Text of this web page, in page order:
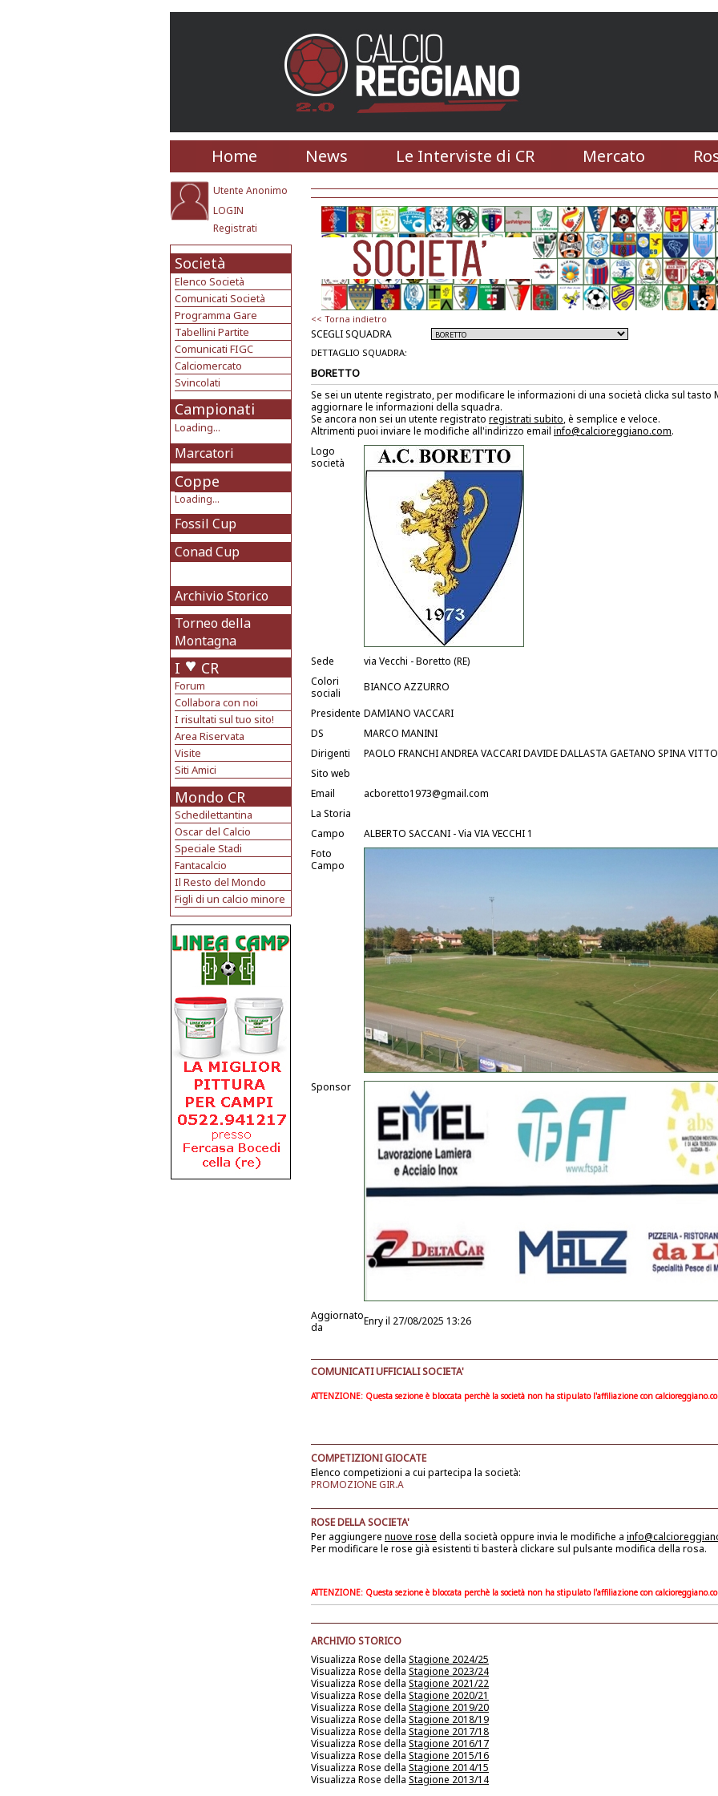
Home News Le Interviste di CR Mercato
Utente Anonimo
LOGIN
Registrati
Società
Elenco Società
Comunicati Società
Programma Gare
Tabellini Partite
Comunicati FIGC
Calciomercato
Svincolati
Campionati
Loading...
Marcatori
Coppe
Loading...
Fossil Cup
Conad Cup
Archivio Storico
Torneo della
Montagna
I CR
Forum
Collabora con noi
I risultati sul tuo sito!
Area Riservata
Visite
Siti Amici
Mondo CR
Schedilettantina
Oscar del Calcio
Speciale Stadi
Fantacalcio
Il Resto del Mondo
Figli di un calcio minore
<< Torna indietro
SCEGLI SQUADRA
DETTAGLIO SQUADRA:
BORETTO
Se sei un utente registrato, per modificare le informazioni di una società clicka sul tasto
aggiornare le informazioni della squadra.
Se ancora non sei un utente registrato registrati subito, è semplice e veloce.
Altrimenti puoi inviare le modifiche all'indirizzo email info@calcioreggiano.com.
Logo
società
Sede
via Vecchi - Boretto (RE)
Colori
sociali
BIANCO AZZURRO
Presidente DAMIANO VACCARI
DS
MARCO MANINI
Dirigenti
PAOLO FRANCHI ANDREA VACCARI DAVIDE DALLASTA GAETANO SPINA
Sito web
Email
acboretto1973@gmail.com
La Storia
Campo
ALBERTO SACCANI - Via VIA VECCHI 1
Foto
Campo
Sponsor
Aggiornato
da
Enryil 27/08/2025 13:26
COMUNICATI UFFICIALI SOCIETA'
ATTENZIONE: Questa sezione è bloccata perchè la società non ha stipulato l'affiliazione con
COMPETIZIONI GIOCATE
Elenco competizioni a cui partecipa la società:
PROMOZIONE GIR.A
ROSE DELLA SOCIETA'
Per aggiungere nuove rose della società oppure invia le modifiche a
Per modificare le rose già esistenti ti basterà clickare sul pulsante modifica della rosa.
ATTENZIONE: Questa sezione è bloccata perchè la società non ha stipulato l'affiliazione con
ARCHIVIO STORICO
Visualizza Rose della Stagione 2024/25
Visualizza Rose della Stagione 2023/24
Visualizza Rose della Stagione 2021/22
Visualizza Rose della Stagione 2020/21
Visualizza Rose della Stagione 2019/20
Visualizza Rose della Stagione 2018/19
Visualizza Rose della Stagione 2017/18
Visualizza Rose della Stagione 2016/17
Visualizza Rose della Stagione 2015/16
Visualizza Rose della Stagione 2014/15
Visualizza Rose della Stagione 2013/14